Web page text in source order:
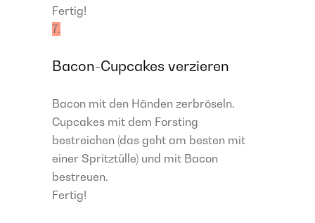
Fertig!
7.
Bacon-Cupcakes verzieren
Bacon mit den Händen zerbröseln.
Cupcakes mit dem Forsting
bestreichen (das geht am besten mit
einer Spritztülle) und mit Bacon
bestreuen.
Fertig!